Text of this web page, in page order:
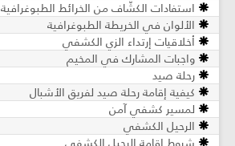
استفادات الكشّاف من الخرائط الطبوغرافية
الألوان في الخريطة الطبوغرافية
أخلاقيات إرتداء الزي الكشفي
واجبات المشارك في المخيم
رحلة صيد
كيفية إقامة رحلة صيد لفريق الأشبال
لمسير كشفي آمن
الرحيل الكشفي